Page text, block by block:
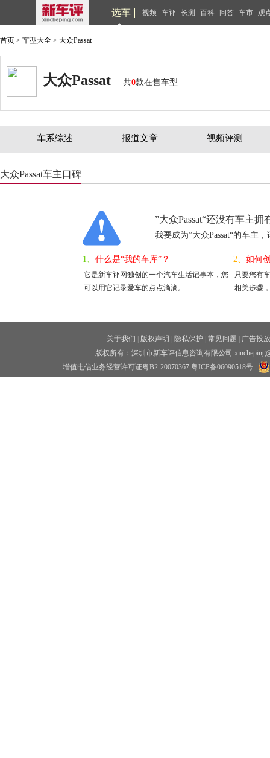
选车 视频 车评 长测 百科 问答 车市 观
首页 > 车型大全 > 大众Passat
大众Passat 共0款在售车型
车系综述 报道文章 视频评测
大众Passat车主口碑
”大众Passat“还没有车主拥
我要成为”大众Passat“的车主
1、 什么是“我的车库”？
它是新车评网独创的一个汽车生活记事本，您
可以用它记录爱车的点点滴滴。
2、 如何
只要您有
相关步骤
关于我们 版权声明 隐私保护 常见问题
广告投放
版权所有：深圳市新车评信息咨询有限公司
增值电信业务经营许可证粤B2-20070367 粤ICP备06090518号